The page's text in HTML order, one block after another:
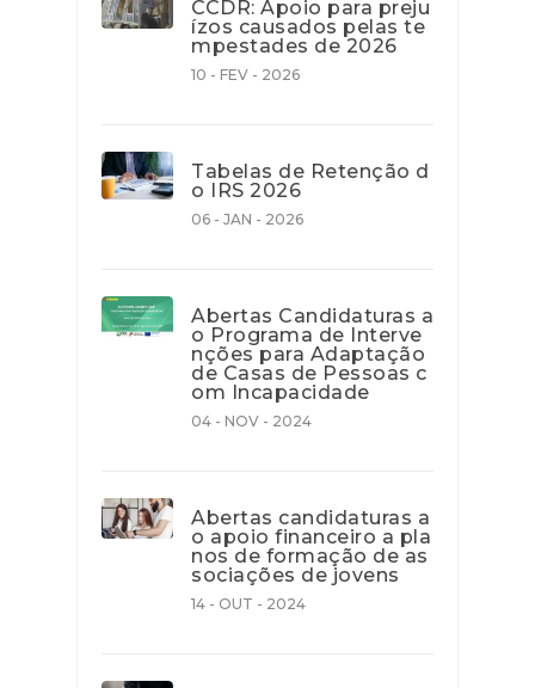
CCDR: Apoio para preju
ízos causados pelas te
mpestades de 2026
10 - FEV - 2026
Tabelas de Retenção d
o IRS 2026
06 - JAN - 2026
Abertas Candidaturas a
o Programa de Interve
nções para Adaptação
de Casas de Pessoas c
om Incapacidade
04 - NOV - 2024
Abertas candidaturas a
o apoio financeiro a pla
nos de formação de as
sociações de jovens
14 - OUT - 2024